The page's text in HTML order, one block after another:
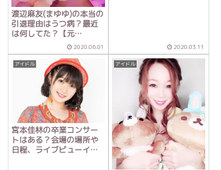
渡辺麻友(まゆゆ)の本当の
引退理由はうつ病？最近
は何してた？【元
2020.06.01 2020.03.11
アイドル
宮本佳林の卒業コンサー
トはある？会場の場所や
日程、ライブビューイン
アイドル